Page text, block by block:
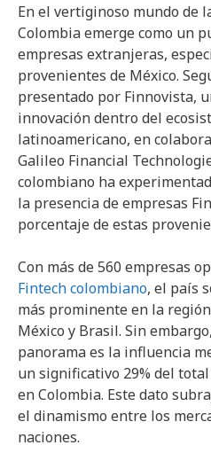
En el vertiginoso mundo de
Colombia emerge como un
empresas extranjeras,
provenientes de México.
presentado por Finnovista,
innovación dentro del
latinoamericano, en
Galileo Financial
colombiano ha
la presencia de empresas
porcentaje de estas
Con más de 560 empresas
Fintech colombiano, el país
más prominente en la
México y Brasil. Sin
panorama es la influencia
un significativo 29% del
en Colombia. Este dato
el dinamismo entre los
naciones.